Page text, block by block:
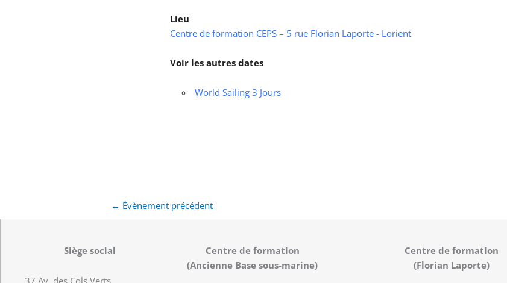
Lieu
Centre de formation CEPS – 5 rue Florian Laporte - Lorient
Voir les autres dates
World Sailing 3 Jours
← Évènement précédent
Siège social
Centre de formation
(Ancienne Base sous-marine)
Centre de formation
(Florian Laporte)